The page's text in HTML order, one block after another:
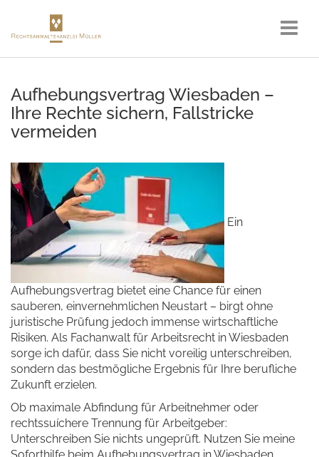
Aufhebungsvertrag Wiesbaden –
Ihre Rechte sichern, Fallstricke
vermeiden
Ein
Aufhebungsvertrag bietet eine Chance für einen
sauberen, einvernehmlichen Neustart – birgt ohne
juristische Prüfung jedoch immense wirtschaftliche
Risiken. Als Fachanwalt für Arbeitsrecht in Wiesbaden
sorge ich dafür, dass Sie nicht voreilig unterschreiben,
sondern das bestmögliche Ergebnis für Ihre berufliche
Zukunft erzielen.
Ob maximale Abfindung für Arbeitnehmer oder
rechtssuíchere Trennung für Arbeitgeber:
Unterschreiben Sie nichts ungeprüft. Nutzen Sie meine